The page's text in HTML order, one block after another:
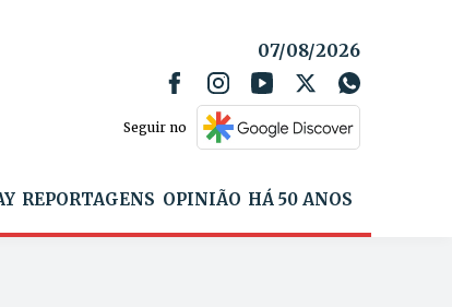
07/08/2026
Seguir no
REPORTAGENS OPINIÃO HÁ 50 ANOS